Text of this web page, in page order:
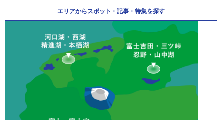
エリアからスポット・記事・特集を探す